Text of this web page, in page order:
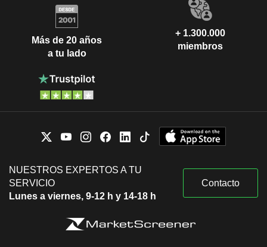
Más de 20 años
a tu lado
+ 1.300.000
miembros
NUESTROS EXPERTOS A TU
SERVICIO
Lunes a viernes, 9-12 h y 14-18 h
Contacto